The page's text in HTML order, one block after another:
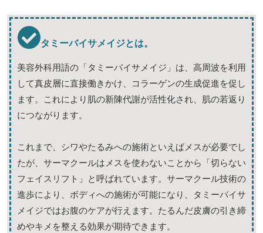
タミーバイサメイジとは。
美容外科用語の「タミーバイサメイジ」は、高周波を利用
して真皮層に直接働きかけ、コラーゲンの生成促進を促し
ます。これにより肌の新陳代謝が活性化され、肌の若返り
につながります。
これまで、シワやたるみへの施術といえばメスが必要でし
たが、サーマクールはメスを使わないことから「切らない
フェイスリフト」と呼ばれています。サーマクール技術の
進歩により、ボディへの施術が可能になり、タミーバイサ
メイジではお腹のケアが行えます。たるんだ皮膚の引き締
めやキメを整える効果が期待できます。